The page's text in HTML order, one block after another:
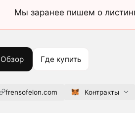
Мы заранее пишем о
Обзор Где купить
frensofelon.com Контракты